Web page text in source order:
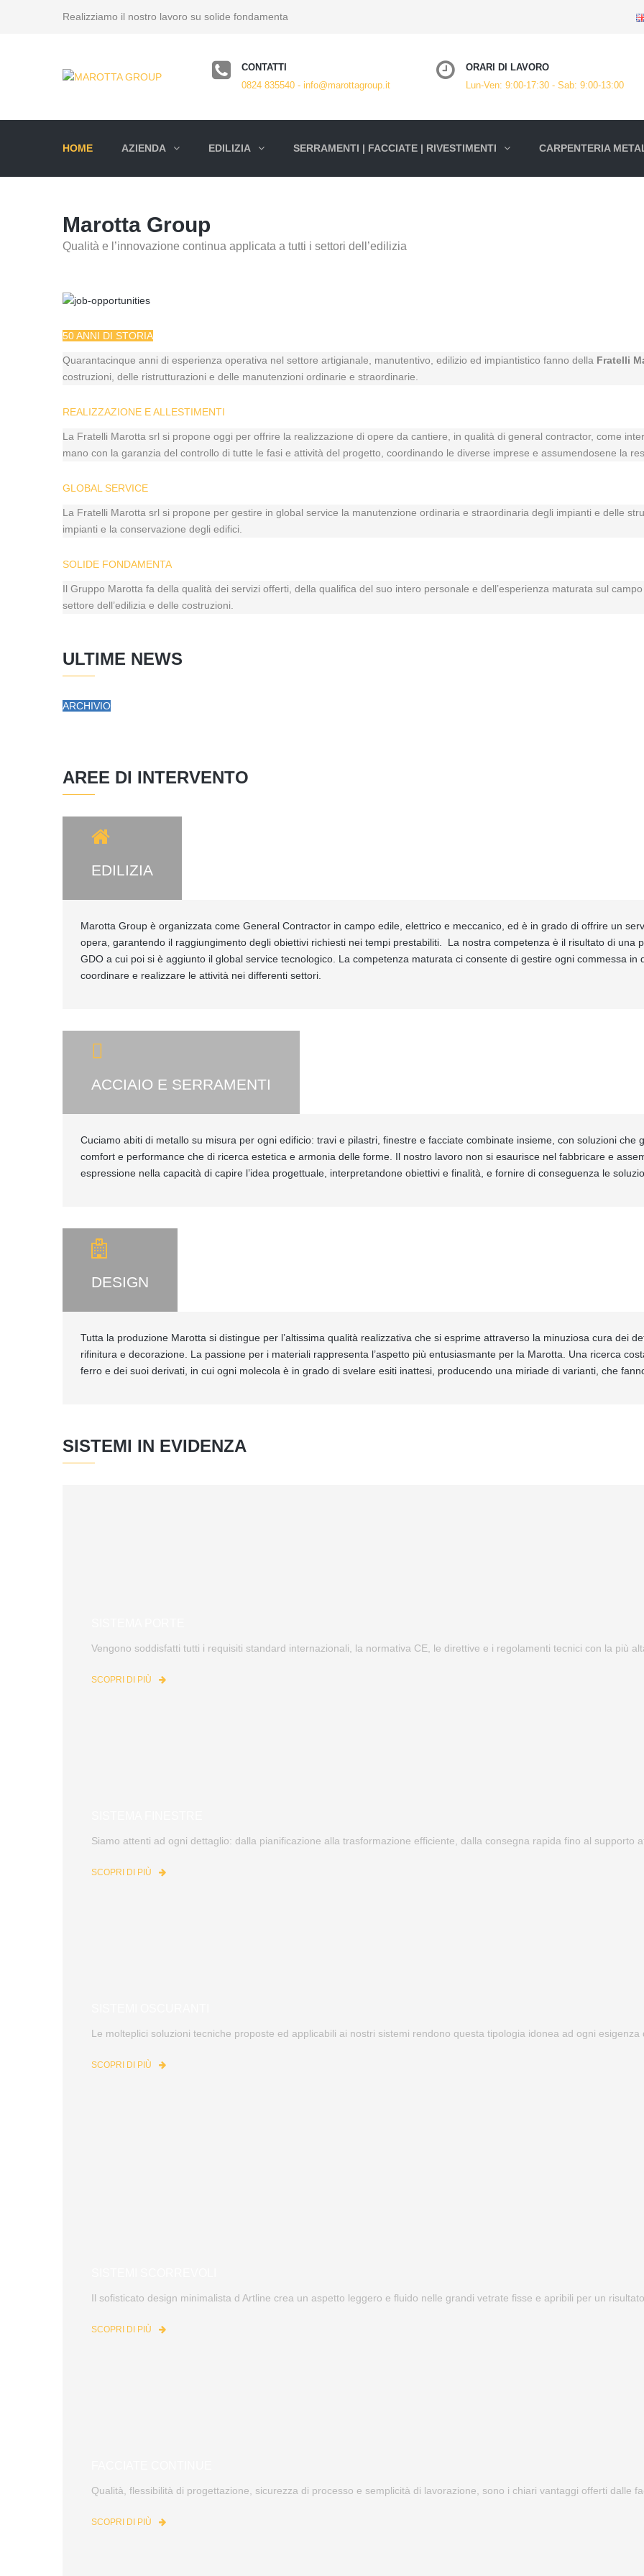
Realizziamo il nostro lavoro su solide fondamenta
CONTATTI
0824 835540 - info@marottagroup.it
ORARI DI LAVORO
Lun-Ven: 9:00-17:30 - Sab: 9:00-13:00
HOME AZIENDA EDILIZIA SERRAMENTI | FACCIATE | RIVESTIMENTI CARPENTERIA
Marotta Group
Qualità e l’innovazione continua applicata a tutti i settori dell’edilizia
50 ANNI DI STORIA
Quarantacinque anni di esperienza operativa nel settore artigianale, manutentivo, edilizio ed impiantistico fanno della Fratelli
costruzioni, delle ristrutturazioni e delle manutenzioni ordinarie e straordinarie.
REALIZZAZIONE E ALLESTIMENTI
La Fratelli Marotta srl si propone oggi per offrire la realizzazione di opere da cantiere, in qualità di general contractor, come
mano con la garanzia del controllo di tutte le fasi e attività del progetto, coordinando le diverse imprese e assumendosene la
GLOBAL SERVICE
La Fratelli Marotta srl si propone per gestire in global service la manutenzione ordinaria e straordinaria degli impianti e delle
impianti e la conservazione degli edifici.
SOLIDE FONDAMENTA
Il Gruppo Marotta fa della qualità dei servizi offerti, della qualifica del suo intero personale e dell’esperienza maturata sul
settore dell’edilizia e delle costruzioni.
ULTIME NEWS
ARCHIVIO
AREE DI INTERVENTO
EDILIZIA
Marotta Group è organizzata come General Contractor in campo edile, elettrico e meccanico, ed è in grado di offrire un
opera, garantendo il raggiungimento degli obiettivi richiesti nei tempi prestabiliti. La nostra competenza è il risultato di una
GDO a cui poi si è aggiunto il global service tecnologico. La competenza maturata ci consente di gestire ogni commessa in
coordinare e realizzare le attività nei differenti settori.
ACCIAIO E SERRAMENTI
Cuciamo abiti di metallo su misura per ogni edificio: travi e pilastri, finestre e facciate combinate insieme, con soluzioni che
comfort e performance che di ricerca estetica e armonia delle forme. Il nostro lavoro non si esaurisce nel fabbricare e
espressione nella capacità di capire l’idea progettuale, interpretandone obiettivi e finalità, e fornire di conseguenza le
DESIGN
Tutta la produzione Marotta si distingue per l’altissima qualità realizzativa che si esprime attraverso la minuziosa cura dei
rifinitura e decorazione. La passione per i materiali rappresenta l’aspetto più entusiasmante per la Marotta. Una ricerca
ferro e dei suoi derivati, in cui ogni molecola è in grado di svelare esiti inattesi, producendo una miriade di varianti, che
SISTEMI IN EVIDENZA
Vengono soddisfatti tutti i requisiti standard internazionali, la normativa CE, le direttive e i regolamenti tecnici con la più
SCOPRI DI PIÙ
Siamo attenti ad ogni dettaglio: dalla pianificazione alla trasformazione efficiente, dalla consegna rapida fino al supporto
SCOPRI DI PIÙ
Le molteplici soluzioni tecniche proposte ed applicabili ai nostri sistemi rendono questa tipologia idonea ad ogni esigenza
SCOPRI DI PIÙ
Il sofisticato design minimalista d Artline crea un aspetto leggero e fluido nelle grandi vetrate fisse e apribili per un
SCOPRI DI PIÙ
Qualità, flessibilità di progettazione, sicurezza di processo e semplicità di lavorazione, sono i chiari vantaggi offerti dalle
SCOPRI DI PIÙ